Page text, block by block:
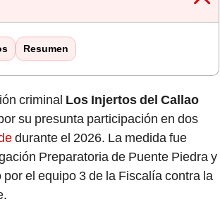
Resumen
criminal Los Injertos del Callao
su presunta participación en dos
durante el 2026. La medida fue
Preparatoria de Puente Piedra y
el equipo 3 de la Fiscalía contra la